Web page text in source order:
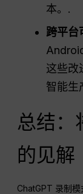
本。.
跨平台
这些改
智能生
总结：
的见解
ChatGPT 录制